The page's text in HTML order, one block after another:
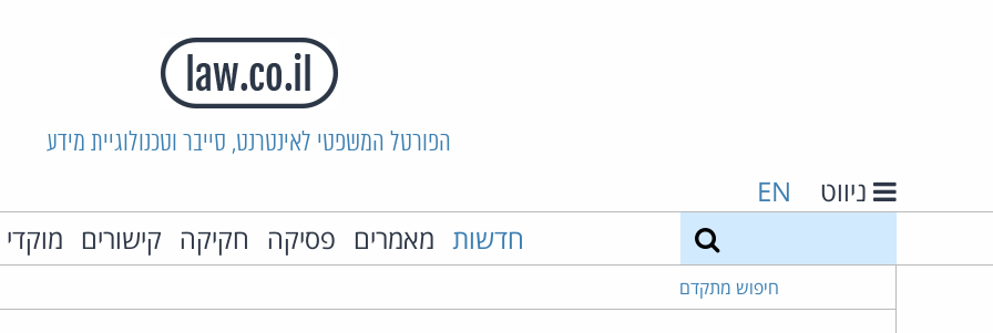
הפורטל המשפטי לאינטרנט, סייבר וטכנולוגיית מידע
ניווט EN
חדשות מאמרים פסיקה חקיקה קישורים
חיפוש מתקדם